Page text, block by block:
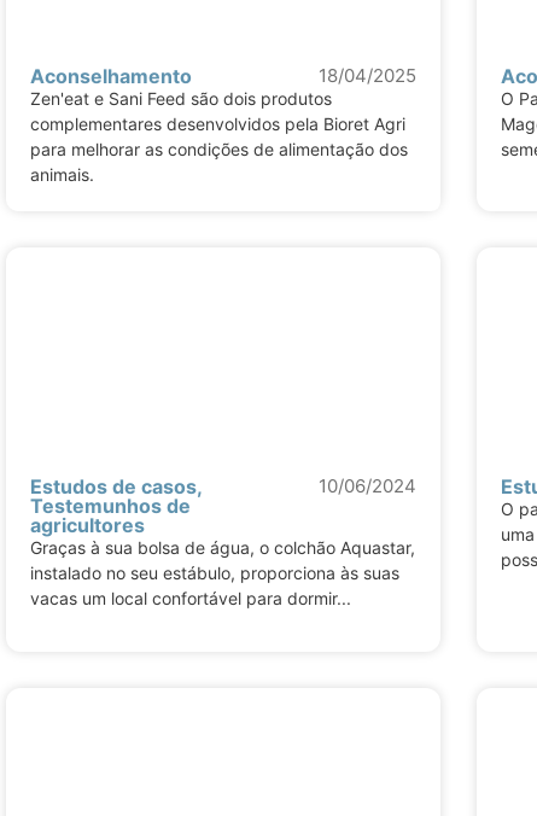
Aconselhamento 18/04/2025
Zen'eat e Sani Feed são dois produtos
complementares desenvolvidos pela Bioret Agri
para melhorar as condições de alimentação dos
animais.
O
Estudos de casos,
Testemunhos de
agricultores
10/06/2024
Graças à sua bolsa de água, o colchão Aquastar,
instalado no seu estábulo, proporciona às suas
vacas um local confortável para dormir...
O